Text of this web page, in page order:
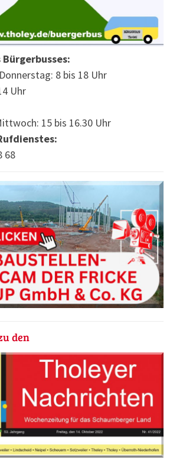
8 bis 18 Uhr
Uhr
15 bis 16.30 Uhr
68
den